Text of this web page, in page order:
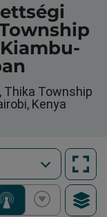
Township
Kenya